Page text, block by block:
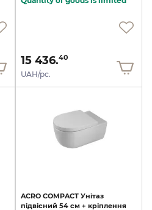
15 436.40
UAH/pc.
ACRO COMPACT Унітаз
підвісний 54 см + кріплення